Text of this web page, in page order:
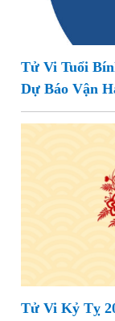
Tử Vi Tuổi
Dự Báo Vận
Tử Vi Kỷ Tỵ